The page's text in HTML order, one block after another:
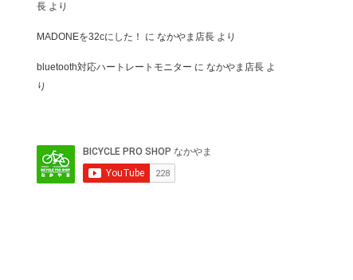
長 より
MADONEを32cにした！ に なかやま店長 より
bluetooth対応ハートレートモニター に なかやま店長 よ
り